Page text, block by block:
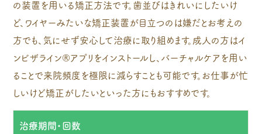
の装置を用いる矯正方法です。歯並びはきれいにしたいけ
ど、ワイヤーみたいな矯正装置が目立つのは嫌だとお考えの
方でも、気にせず安心して治療に取り組めます。成人の方はイ
ンビザライン®アプリをインストールし、バーチャルケアを用い
ることで来院頻度を極限に減らすことも可能です。お仕事が忙
しいけど矯正がしたいといった方にもおすすめです。
治療期間・回数